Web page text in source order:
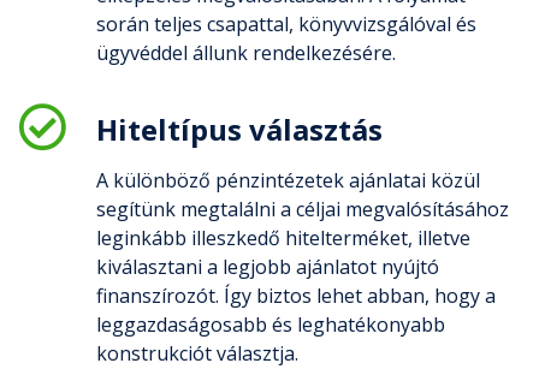
során teljes csapattal, könyvvizsgálóval és
ügyvéddel állunk rendelkezésére.
Hiteltípus választás
A különböző pénzintézetek ajánlatai közül
segítünk megtalálni a céljai megvalósításához
leginkább illeszkedő hitelterméket, illetve
kiválasztani a legjobb ajánlatot nyújtó
finanszírozót. Így biztos lehet abban, hogy a
leggazdaságosabb és leghatékonyabb
konstrukciót választja.